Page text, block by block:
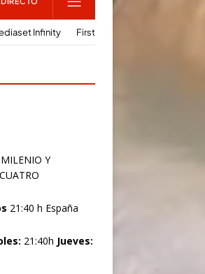
Y
21:40 h España
21:40h Jueves: